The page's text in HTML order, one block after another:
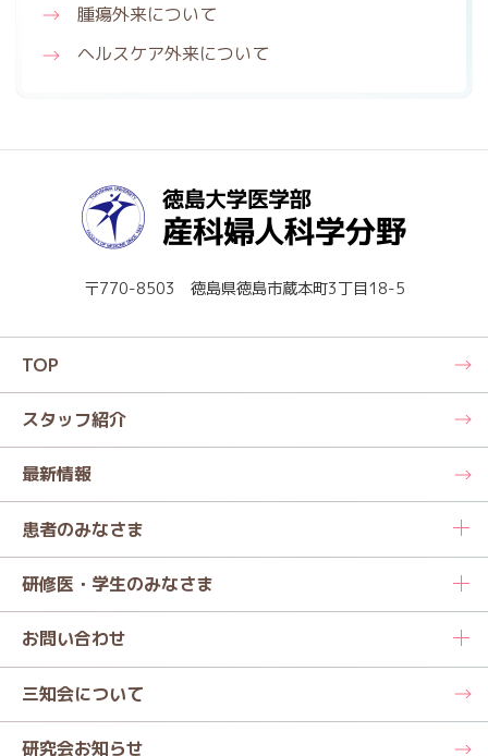
腫瘍外来について
ヘルスケア外来について
〒770-8503 徳島県徳島市蔵本町3丁目18-5
TOP
スタッフ紹介
最新情報
患者のみなさま
研修医・学生のみなさま
お問い合わせ
三知会について
研究会お知らせ